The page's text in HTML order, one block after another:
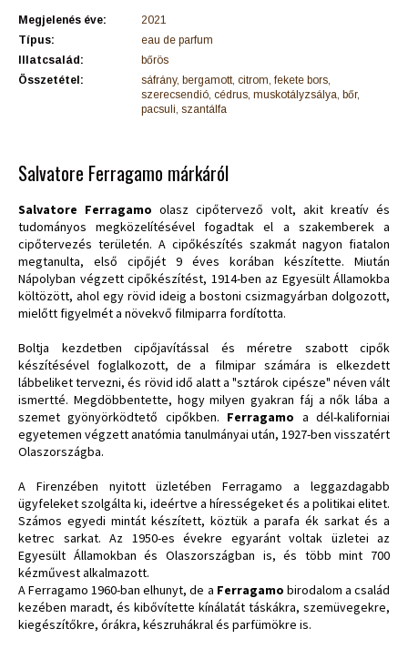
Megjelenés éve:
2021
Típus:
eau de parfum
Illatcsalád:
bőrös
Összetétel:
sáfrány, bergamott, citrom, fekete bors,
szerecsendió, cédrus, muskotályzsálya, bőr,
pacsuli, szantálfa
Salvatore Ferragamo márkáról
Salvatore Ferragamo olasz cipőtervező volt, akit kreatív és
tudományos megközelítésével fogadtak el a szakemberek a
cipőtervezés területén. A cipőkészítés szakmát nagyon fiatalon
megtanulta, első cipőjét 9 éves korában készítette. Miután
Nápolyban végzett cipőkészítést, 1914-ben az Egyesült Államokba
költözött, ahol egy rövid ideig a bostoni csizmagyárban dolgozott,
mielőtt figyelmét a növekvő filmiparra fordította.
Boltja kezdetben cipőjavítással és méretre szabott cipők
készítésével foglalkozott, de a filmipar számára is elkezdett
lábbeliket tervezni, és rövid idő alatt a "sztárok cipésze" néven vált
ismertté. Megdöbbentette, hogy milyen gyakran fáj a nők lába a
szemet gyönyörködtető cipőkben. Ferragamo a dél-kaliforniai
egyetemen végzett anatómia tanulmányai után, 1927-ben visszatért
Olaszországba.
A Firenzében nyitott üzletében Ferragamo a leggazdagabb
ügyfeleket szolgálta ki, ideértve a hírességeket és a politikai elitet.
Számos egyedi mintát készített, köztük a parafa ék sarkat és a
ketrec sarkat. Az 1950-es évekre egyaránt voltak üzletei az
Egyesült Államokban és Olaszországban is, és több mint 700
kézművest alkalmazott.
A Ferragamo 1960-ban elhunyt, de a Ferragamo birodalom a család
kezében maradt, és kibővítette kínálatát táskákra, szemüvegekre,
kiegészítőkre, órákra, készruhákral és parfümökre is.